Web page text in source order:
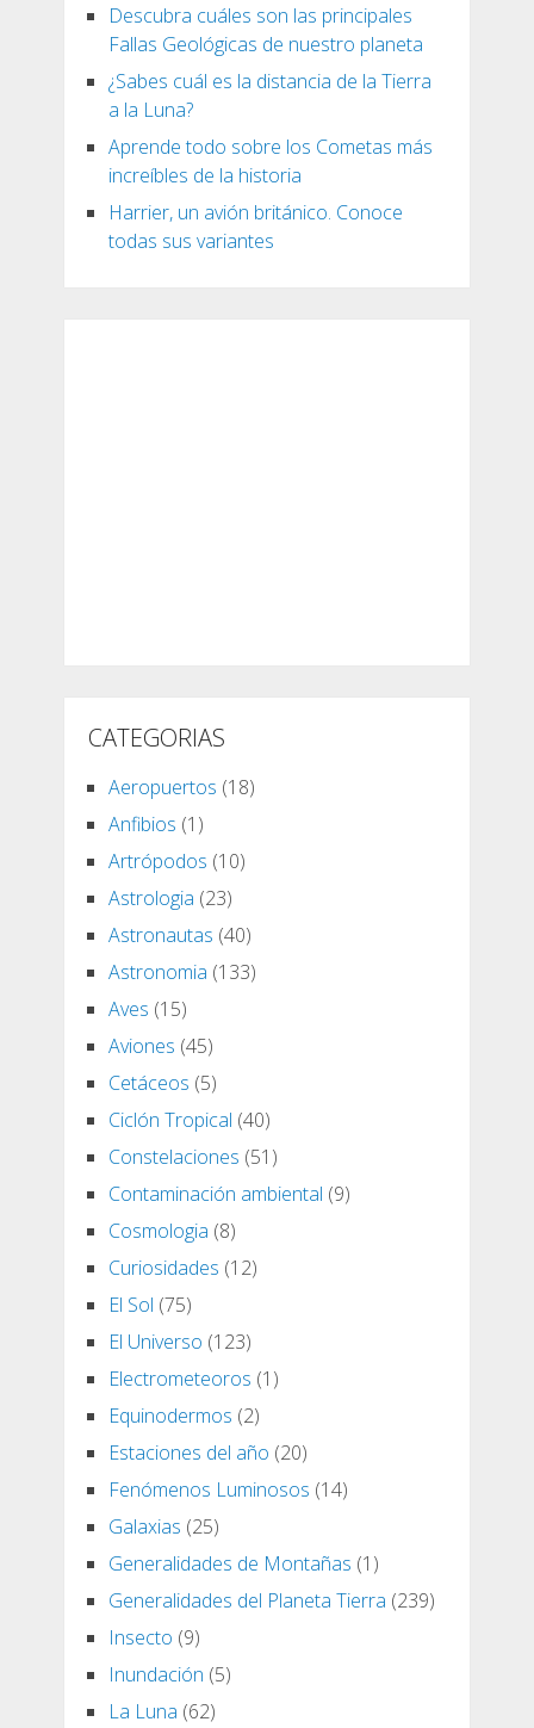
Descubra cuáles son las principales
Fallas Geológicas de nuestro planeta
¿Sabes cuál es la distancia de la Tierra
a la Luna?
Aprende todo sobre los Cometas más
increíbles de la historia
Harrier, un avión británico. Conoce
todas sus variantes
CATEGORIAS
Aeropuertos (18)
Anfibios (1)
Artrópodos (10)
Astrologia (23)
Astronautas (40)
Astronomia (133)
Aves (15)
Aviones (45)
Cetáceos (5)
Ciclón Tropical (40)
Constelaciones (51)
Contaminación ambiental (9)
Cosmologia (8)
Curiosidades (12)
El Sol (75)
El Universo (123)
Electrometeoros (1)
Equinodermos (2)
Estaciones del año (20)
Fenómenos Luminosos (14)
Galaxias (25)
Generalidades de Montañas (1)
Generalidades del Planeta Tierra (239)
Insecto (9)
Inundación (5)
La Luna (62)